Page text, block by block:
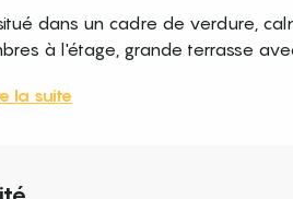
dans un cadre de verdure,
à l'étage, grande terrasse
la suite